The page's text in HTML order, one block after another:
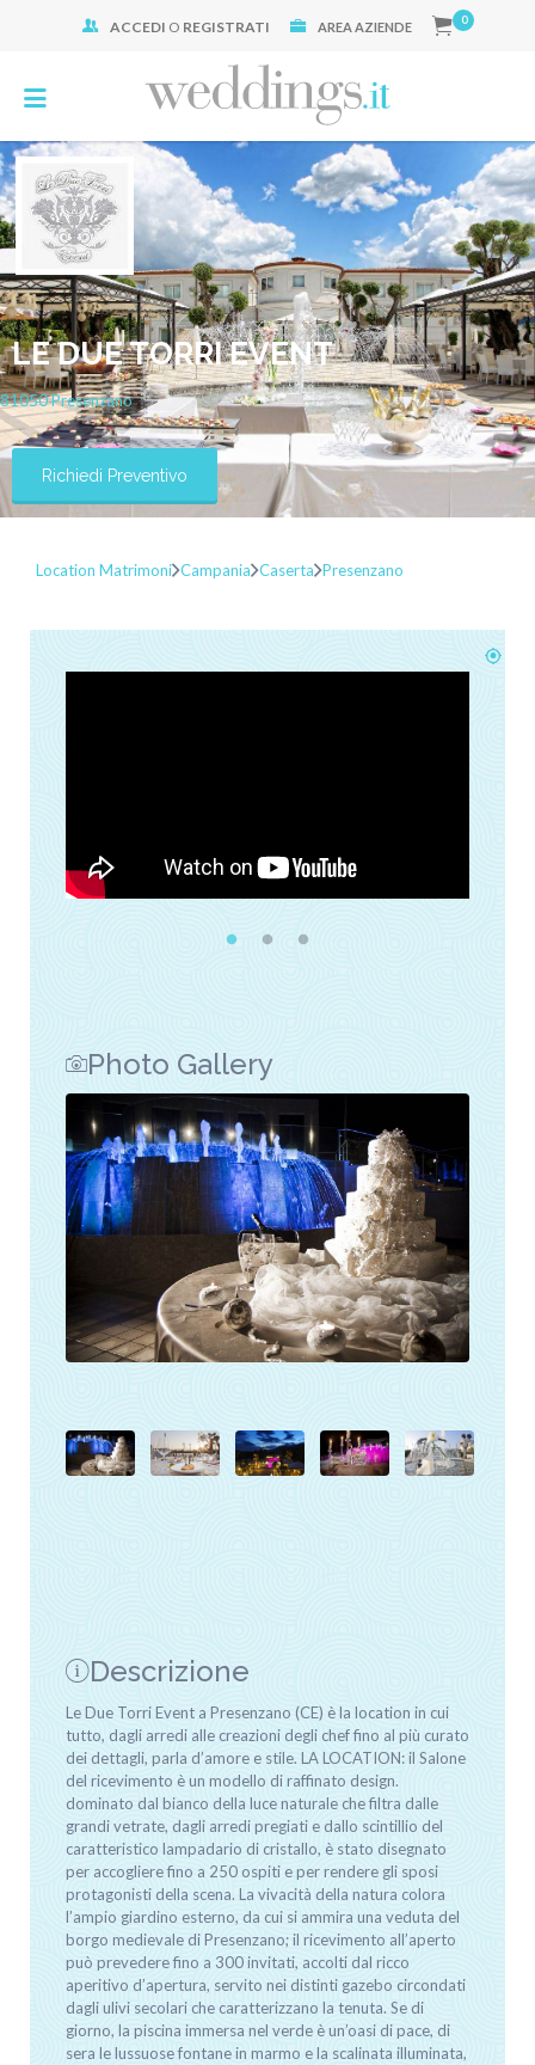
ACCEDI O REGISTRATI AREA AZIENDE 0
LE DUE TORRI EVENT
81050Presenzano
Richiedi Preventivo
Location Matrimoni Campania Caserta Presenzano
Photo Gallery
Descrizione
Le Due Torri Event a Presenzano (CE) è la location in cui
tutto, dagli arredi alle creazioni degli chef fino al più curato
dei dettagli, parla d’amore e stile. LA LOCATION: il Salone
del ricevimento è un modello di raffinato design.
dominato dal bianco della luce naturale che filtra dalle
grandi vetrate, dagli arredi pregiati e dallo scintillio del
caratteristico lampadario di cristallo, è stato disegnato
per accogliere fino a 250 ospiti e per rendere gli sposi
protagonisti della scena. La vivacità della natura colora
l’ampio giardino esterno, da cui si ammira una veduta del
borgo medievale di Presenzano; il ricevimento all’aperto
può prevedere fino a 300 invitati, accolti dal ricco
aperitivo d’apertura, servito nei distinti gazebo circondati
dagli ulivi secolari che caratterizzano la tenuta. Se di
giorno, la piscina immersa nel verde è un’oasi di pace, di
sera le lussuose fontane in marmo e la scalinata illuminata,